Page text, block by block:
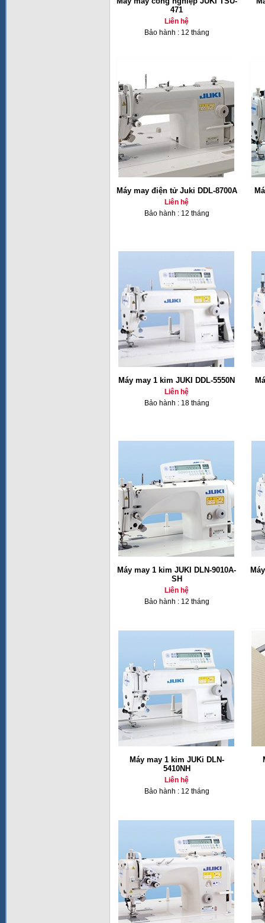
471
Liên hệ
Bảo hành : 12 tháng
Máy may điện tử Juki DDL-8700A
Liên hệ
Bảo hành : 12 tháng
Máy may 1 kim JUKI DDL-5550N
Liên hệ
Bảo hành : 18 tháng
Máy may 1 kim JUKI DLN-9010A-
SH
Liên hệ
Bảo hành : 12 tháng
Máy may 1 kim JUKi DLN-
5410NH
Liên hệ
Bảo hành : 12 tháng